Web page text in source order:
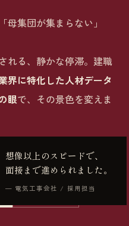
母集団が集まらない」
れる、静かな停滞。建職
界に特化した人材データ
眼で、その景色を変えま
ログイン
想像以上のスピードで、
面接まで進められました。
— 電気工事会社 / 採用担当